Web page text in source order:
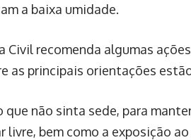
a baixa umidade.
Civil recomenda algumas
as principais orientações
que não sinta sede, para
bem como a exposição ao